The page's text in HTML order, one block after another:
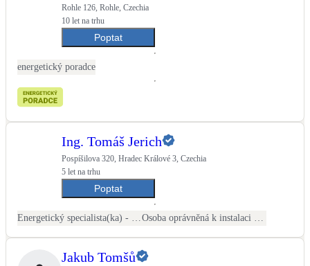
Rohle 126, Rohle, Czechia
10 let na trhu
Poptat
energetický poradce
Ing. Tomáš Jerich
Pospíšilova 320, Hradec Králové 3, Czechia
5 let na trhu
Poptat
Jakub Tomšů